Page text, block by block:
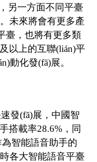
，另一方面不同平臺
未來將會有更多產
，也將有更多類
以上的互聯(lián)平
動化發(fā)展。
發(fā)展，中國智
載率28.6%，同
智能語音助手的
時各大智能語音平臺